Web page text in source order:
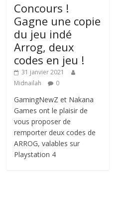
Concours !
Gagne une copie
du jeu indé
Arrog, deux
codes en jeu !
31 janvier 2021
Midnailah
0
GamingNewZ et Nakana
Games ont le plaisir de
vous proposer de
remporter deux codes de
ARROG, valables sur
Playstation 4